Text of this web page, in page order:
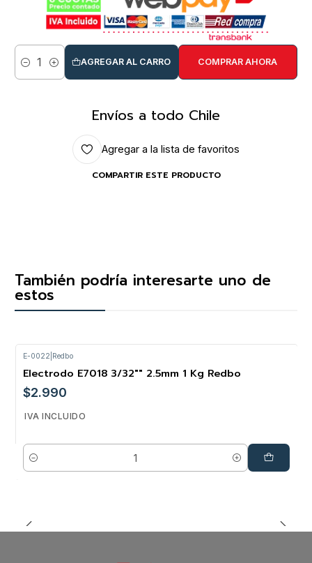
Cantidad
AGREGAR AL CARRO COMPRAR AHORA
Envíos a todo Chile
Agregar a la lista de favoritos
COMPARTIR ESTE PRODUCTO
También podría interesarte uno de
estos
E-0022 Redbo
Electrodo E7018 3/32"" 2.5mm 1 Kg Redbo
$2.990
IVA INCLUIDO
Cantidad